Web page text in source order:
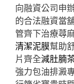
向融資公司申
的合法融資當
管齊下治療蕁
清潔泥膜幫助
片齊全減肚腩
強力包油排澱